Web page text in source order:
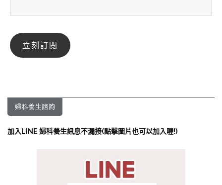
婦科養生諮詢
加入LINE 婦科養生訊息不漏接(點擊圖片也可以加入喔!)